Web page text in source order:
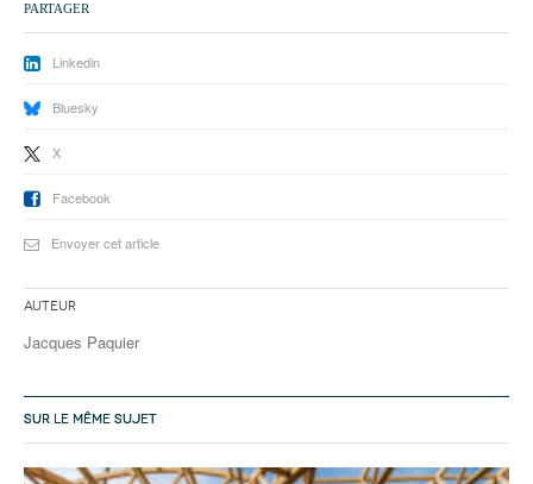
PARTAGER
Linkedin
Bluesky
X
Facebook
Envoyer cet article
Auteur
Jacques Paquier
SUR LE MÊME SUJET